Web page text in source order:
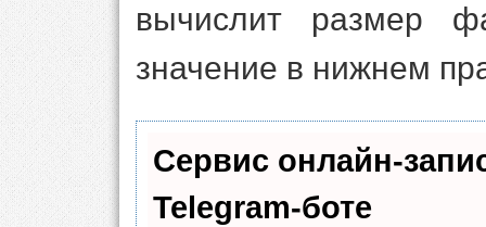
вычислит размер
значение в нижнем
Сервис онлайн-
Telegram-боте